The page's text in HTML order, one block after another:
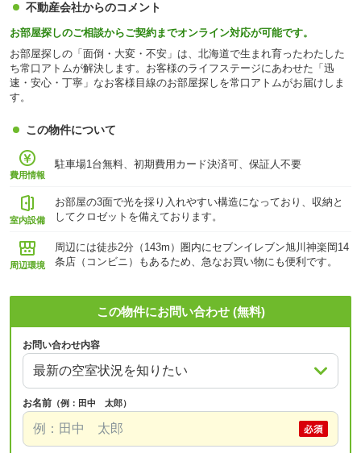
不動産会社からのコメント
お部屋探しのご相談からご契約までオンライン対応が可能です。
お部屋探しの「面倒・大変・不安」は、北海道で生まれ育ったわたした
ち常口アトムが解決します。お客様のライフステージにあわせた「迅
速・安心・丁寧」なお客様目線のお部屋探しを常口アトムがお届けしま
す。
この物件について
費用情報
駐車場1台無料、初期費用カード決済可、保証人不要
室内設備
お部屋の3面で光を採り入れやすい構造になっており、収納と
してクロゼットを備えております。
周辺環境
周辺には徒歩2分（143m）圏内にセブンイレブン旭川神楽岡14
条店（コンビニ）もあるため、急なお買い物にも便利です。
この物件にお問い合わせ (無料)
お問い合わせ内容
お名前 （例：田中 太郎）